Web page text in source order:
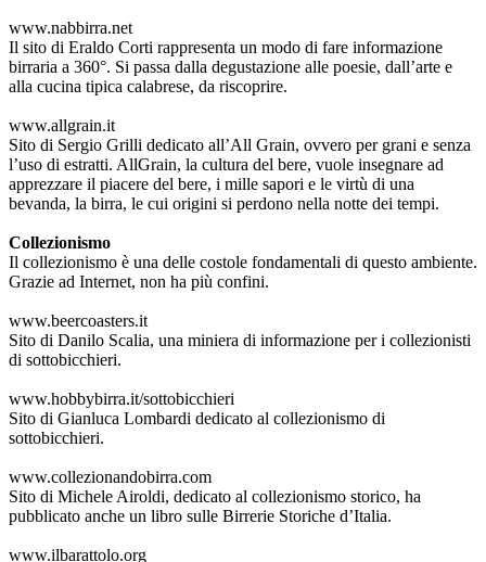
www.nabbirra.net
Il sito di Eraldo Corti rappresenta un modo di fare informazione
birraria a 360°. Si passa dalla degustazione alle poesie, dall’arte e
alla cucina tipica calabrese, da riscoprire.
www.allgrain.it
Sito di Sergio Grilli dedicato all’All Grain, ovvero per grani e senza
l’uso di estratti. AllGrain, la cultura del bere, vuole insegnare ad
apprezzare il piacere del bere, i mille sapori e le virtù di una
bevanda, la birra, le cui origini si perdono nella notte dei tempi.
Collezionismo
Il collezionismo è una delle costole fondamentali di questo ambiente.
Grazie ad Internet, non ha più confini.
www.beercoasters.it
Sito di Danilo Scalia, una miniera di informazione per i collezionisti
di sottobicchieri.
www.hobbybirra.it/sottobicchieri
Sito di Gianluca Lombardi dedicato al collezionismo di
sottobicchieri.
www.collezionandobirra.com
Sito di Michele Airoldi, dedicato al collezionismo storico, ha
pubblicato anche un libro sulle Birrerie Storiche d’Italia.
www.ilbarattolo.org